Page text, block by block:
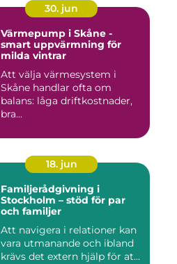
30. jun
Värmepump i Skåne -
smart uppvärmning för
milda vintrar
Att välja värmesystem i
Skåne handlar ofta om
balans: låga driftkostnader,
bra...
18. jun
Familjerådgivning i
Stockholm – stöd för par
och familjer
Att navigera i relationer kan
vara utmanande och ibland
krävs det extern hjälp för at...